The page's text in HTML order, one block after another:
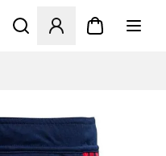
Odpre Modal za prijavo ali